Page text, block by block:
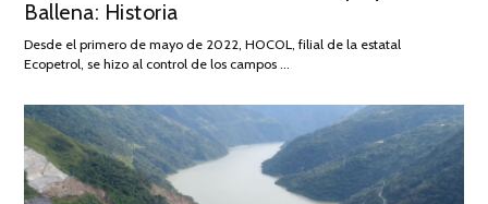
2026
Ballena: Historia
Desde el primero de mayo de 2022, HOCOL, filial de la estatal
Ecopetrol, se hizo al control de los campos …